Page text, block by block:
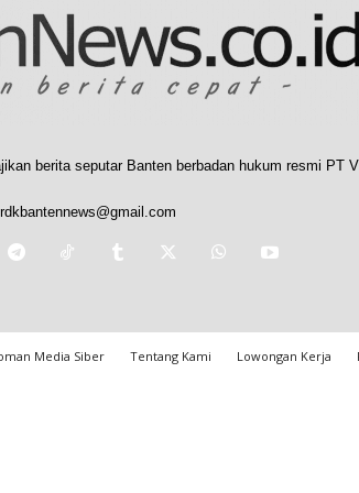
berita seputar Banten berbadan hukum resmi PT
rdkbantennews@gmail.com
Media Siber Tentang Kami Lowongan Kerja